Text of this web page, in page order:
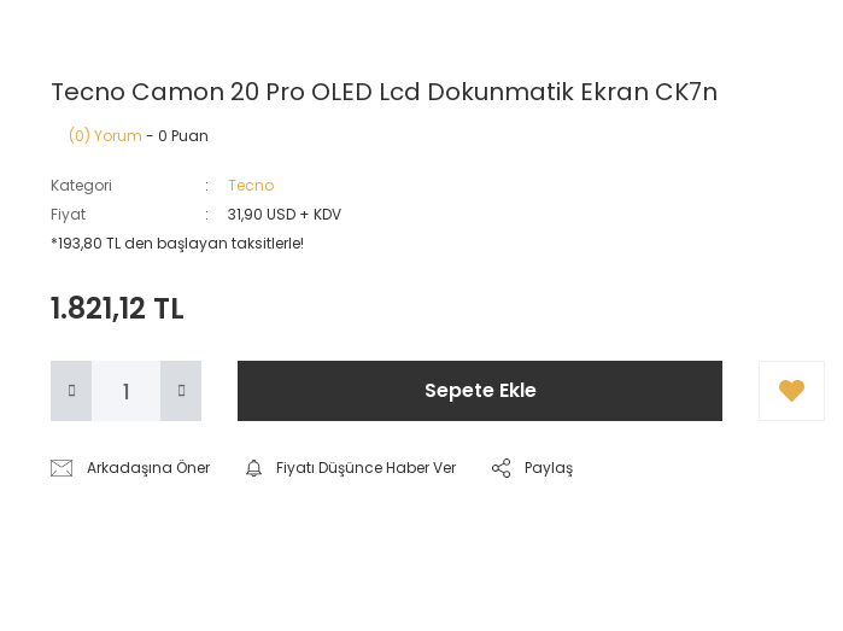
Tecno Camon 20 Pro OLED Lcd Dokunmatik Ekran CK7n
(0) Yorum - 0 Puan
Kategori
Tecno
Fiyat
31,90 USD + KDV
*193,80 TL den başlayan taksitlerle!
1.821,12 TL
Sepete Ekle
Arkadaşına Öner Fiyatı Düşünce Haber Ver Paylaş